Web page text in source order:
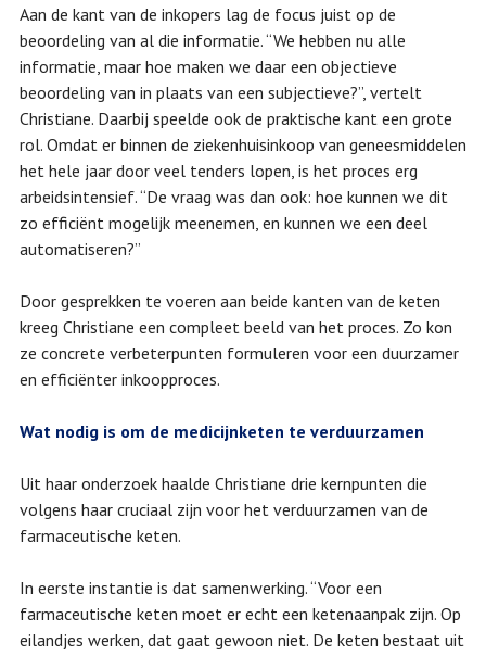
Aan de kant van de inkopers lag de focus juist op de
beoordeling van al die informatie. “We hebben nu alle
informatie, maar hoe maken we daar een objectieve
beoordeling van in plaats van een subjectieve?”, vertelt
Christiane. Daarbij speelde ook de praktische kant een grote
rol. Omdat er binnen de ziekenhuisinkoop van geneesmiddelen
het hele jaar door veel tenders lopen, is het proces erg
arbeidsintensief. “De vraag was dan ook: hoe kunnen we dit
zo efficiënt mogelijk meenemen, en kunnen we een deel
automatiseren?”
Door gesprekken te voeren aan beide kanten van de keten
kreeg Christiane een compleet beeld van het proces. Zo kon
ze concrete verbeterpunten formuleren voor een duurzamer
en efficiënter inkoopproces.
Wat nodig is om de medicijnketen te verduurzamen
Uit haar onderzoek haalde Christiane drie kernpunten die
volgens haar cruciaal zijn voor het verduurzamen van de
farmaceutische keten.
In eerste instantie is dat samenwerking. “Voor een
farmaceutische keten moet er echt een ketenaanpak zijn. Op
eilandjes werken, dat gaat gewoon niet. De keten bestaat uit